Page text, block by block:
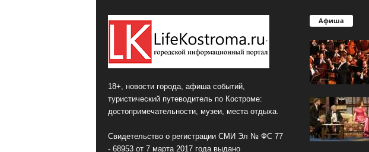
18+, новости города, афиша событий,
туристический путеводитель по Костроме:
достопримечательности, музеи, места отдыха.
Свидетельство о регистрации СМИ Эл № ФС 77
- 68953 от 7 марта 2017 года выдано
Афиша